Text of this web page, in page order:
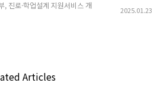
진로·학업설계 지원서비스 개
2025.01.23
Articles